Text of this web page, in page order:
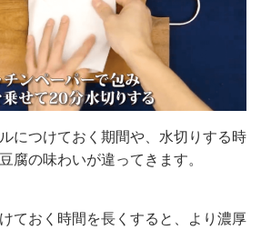
につけておく期間や、水切りする時
腐の味わいが違ってきます。
ておく時間を長くすると、より濃厚